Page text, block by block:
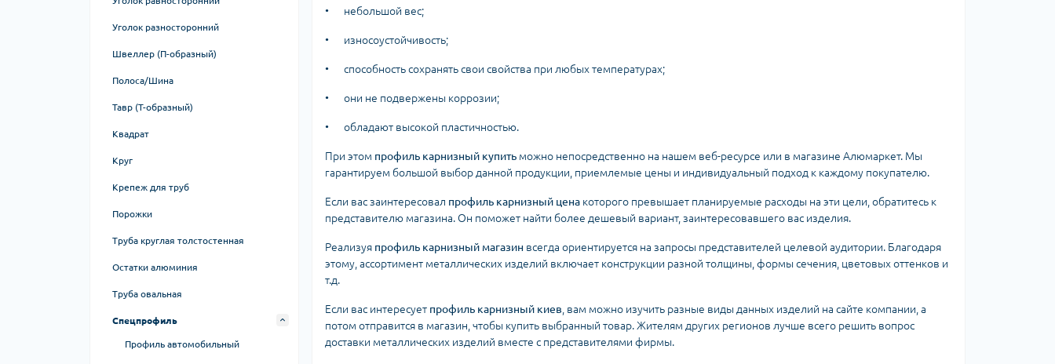
профиля
Для V-slot
Соединительные пластины
Уголок разносторонний
Швеллер (П-образный)
Полоса/Шина
Тавр (Т-образный)
Квадрат
Круг
Крепеж для труб
Порожки
Труба круглая толстостенная
Остатки алюминия
Труба овальная
Спецпрофиль
Профиль автомобильный
• небольшой вес;
• износоустойчивость;
• способность сохранять свои свойства при любых температурах;
• они не подвержены коррозии;
• обладают высокой пластичностью.
При этом профиль карнизный купить можно непосредственно на нашем веб-ресурсе или в магазине Алюмаркет. Мы
гарантируем большой выбор данной продукции, приемлемые цены и индивидуальный подход к каждому покупателю.
Если вас заинтересовал профиль карнизный цена которого превышает планируемые расходы на эти цели, обратитесь к
представителю магазина. Он поможет найти более дешевый вариант, заинтересовавшего вас изделия.
Реализуя профиль карнизный магазин всегда ориентируется на запросы представителей целевой аудитории. Благодаря
этому, ассортимент металлических изделий включает конструкции разной толщины, формы сечения, цветовых оттенков и
т.д.
Если вас интересует профиль карнизный киев , вам можно изучить разные виды данных изделий на сайте компании, а
потом отправится в магазин, чтобы купить выбранный товар. Жителям других регионов лучше всего решить вопрос
доставки металлических изделий вместе с представителями фирмы.